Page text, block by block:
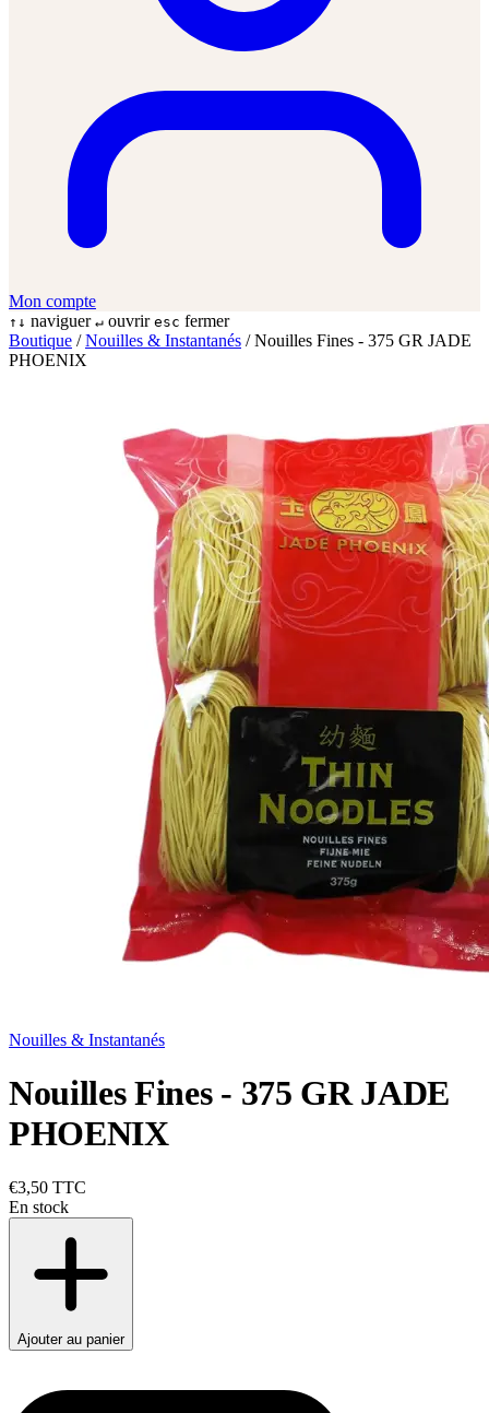
Mon compte
↑↓ naviguer ↵ ouvrir esc fermer
Boutique / Nouilles & Instantanés / Nouilles Fines - 375 GR JADE
PHOENIX
Nouilles & Instantanés
Nouilles Fines - 375 GR JADE
PHOENIX
€3,50 TTC
En stock
Ajouter au panier